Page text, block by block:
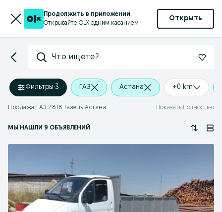
Продолжить в приложении
Открывайте OLX одним касанием
Открыть
Что ищете?
Фильтры·3 ГАЗ Астана +0 km
Продажа ГАЗ 2818 Газель Астана Показать Полностью
МЫ НАШЛИ 9 ОБЪЯВЛЕНИЙ